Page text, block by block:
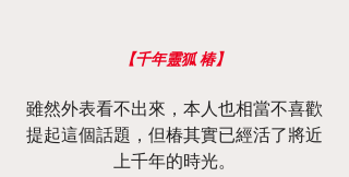
【千年靈狐 椿】
雖然外表看不出來，本人也相當不喜歡
提起這個話題，但椿其實已經活了將近
上千年的時光。